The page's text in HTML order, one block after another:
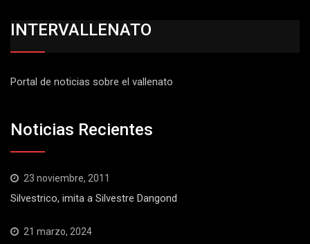
INTERVALLENATO
Portal de noticias sobre el vallenato
Noticias Recientes
23 noviembre, 2011
Silvestrico, imita a Silvestre Dangond
21 marzo, 2024